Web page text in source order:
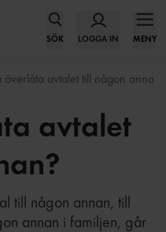
SÖK LOGGA IN MENY
överlåta avtalet till någon annan?
avtalet
till någon annan, till
annan i familjen, går